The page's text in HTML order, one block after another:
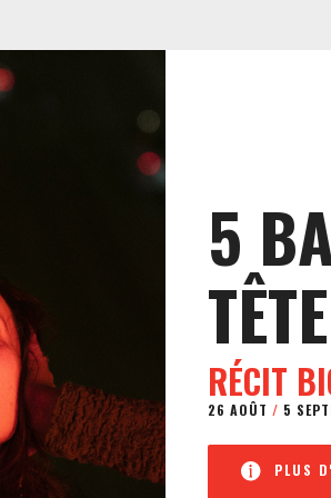
5
TÊTE
RÉCIT
26 AOÛT / 5
PLUS